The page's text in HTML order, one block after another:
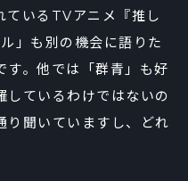
いるTVアニメ『推し
」も別の機会に語りた
す。他では「群青」も好
しているわけではないの
り聞いていますし、どれ